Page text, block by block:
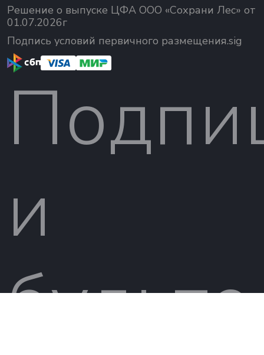
Решение о выпуске ЦФА ООО «Сохрани Лес» от
01.07.2026г
Подпись условий первичного размещения.sig
и
будьте